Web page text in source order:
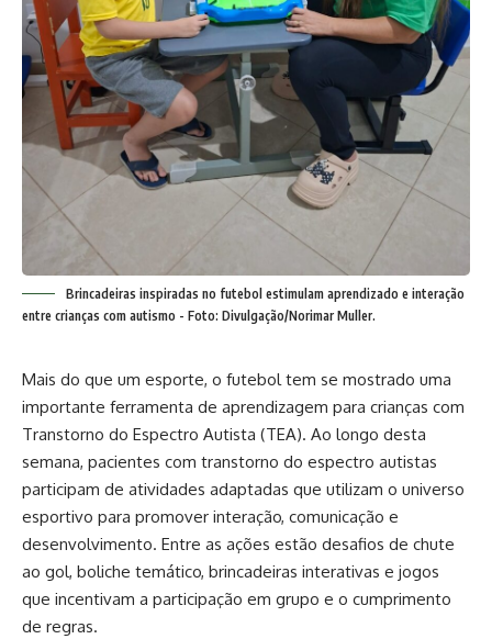
Brincadeiras inspiradas no futebol estimulam aprendizado e interação
entre crianças com autismo - Foto: Divulgação/Norimar Muller.
Mais do que um esporte, o futebol tem se mostrado uma
importante ferramenta de aprendizagem para crianças com
Transtorno do Espectro Autista (TEA). Ao longo desta
semana, pacientes com transtorno do espectro autistas
participam de atividades adaptadas que utilizam o universo
esportivo para promover interação, comunicação e
desenvolvimento. Entre as ações estão desafios de chute
ao gol, boliche temático, brincadeiras interativas e jogos
que incentivam a participação em grupo e o cumprimento
de regras.